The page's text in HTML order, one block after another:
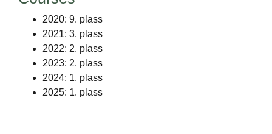
2020: 9. plass
2021: 3. plass
2022: 2. plass
2023: 2. plass
2024: 1. plass
2025: 1. plass